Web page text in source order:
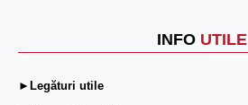
INFO UTILE
►Legături utile